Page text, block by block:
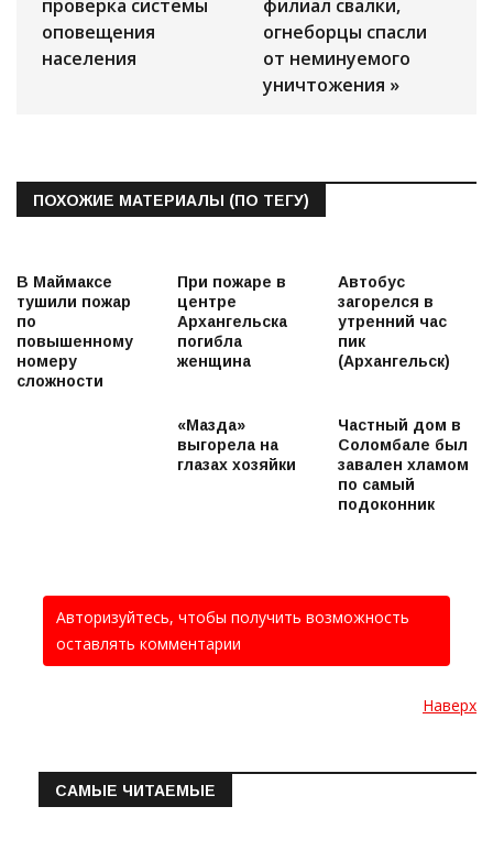
проверка системы
оповещения
населения
филиал свалки,
огнеборцы спасли
от неминуемого
уничтожения »
ПОХОЖИЕ МАТЕРИАЛЫ (ПО ТЕГУ)
В Маймаксе
тушили пожар
по
повышенному
номеру
сложности
При пожаре в
центре
Архангельска
погибла
женщина
Автобус
загорелся в
утренний час
пик
(Архангельск)
«Мазда»
выгорела на
глазах хозяйки
Частный дом в
Соломбале был
завален хламом
по самый
подоконник
Авторизуйтесь, чтобы получить возможность
оставлять комментарии
Наверх
САМЫЕ ЧИТАЕМЫЕ